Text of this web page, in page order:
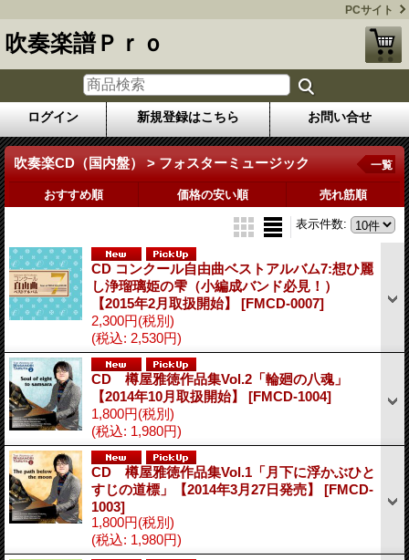
PCサイト
吹奏楽譜Ｐｒｏ
ログイン 新規登録はこちら お問い合せ
吹奏楽CD（国内盤） > フォスターミュージック 一覧
おすすめ順 価格の安い順 売れ筋順
表示件数:
CD コンクール自由曲ベストアルバム7:想ひ麗
し浄瑠璃姫の雫（小編成バンド必見！）
【2015年2月取扱開始】 [FMCD-0007]
2,300円(税別)
(税込: 2,530円)
CD 樽屋雅徳作品集Vol.2「輪廻の八魂」
【2014年10月取扱開始】 [FMCD-1004]
1,800円(税別)
(税込: 1,980円)
CD 樽屋雅徳作品集Vol.1「月下に浮かぶひと
すじの道標」【2014年3月27日発売】 [FMCD-
1003]
1,800円(税別)
(税込: 1,980円)